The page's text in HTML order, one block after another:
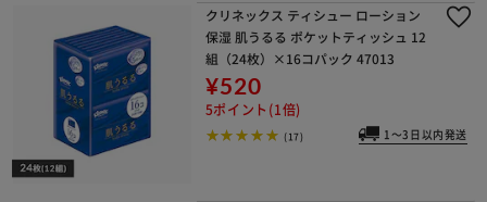
クリネックス ティシュー ローション
保湿 肌うるる ポケットティッシュ 12
組（24枚）×16コパック 47013
¥520
5ポイント(1倍)
(17) 1～3日以内発送